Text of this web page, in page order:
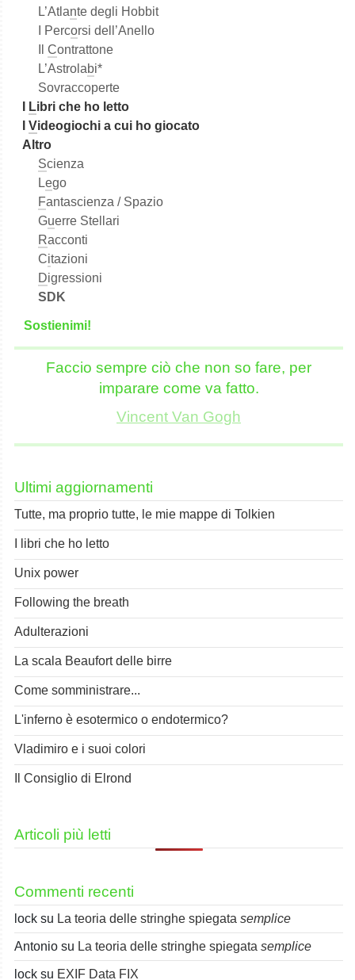
L’Atlante degli Hobbit
I Percorsi dell’Anello
Contrattone
L’Astrolabi*
Sovraccoperte
Libri che ho letto
Videogiochi a cui ho giocato
Altro
Scienza
Lego
Fantascienza / Spazio
Guerre Stellari
Racconti
Citazioni
Digressioni
SDK
Sostienimi!
Faccio sempre ciò che non so fare, per
imparare come va fatto.
Vincent Van Gogh
Ultimi aggiornamenti
Tutte, ma proprio tutte, le mie mappe di Tolkien
I libri che ho letto
Unix power
Following the breath
Adulterazioni
La scala Beaufort delle birre
Come somministrare...
L'inferno è esotermico o endotermico?
Vladimiro e i suoi colori
Il Consiglio di Elrond
Articoli più letti
Commenti recenti
lock su La teoria delle stringhe spiegata semplice
Antonio su La teoria delle stringhe spiegata semplice
lock su EXIF Data FIX